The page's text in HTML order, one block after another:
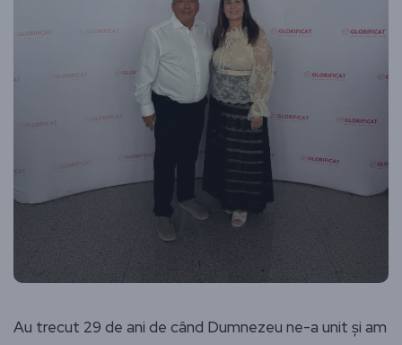
Au trecut 29 de ani de când Dumnezeu ne-a unit și am